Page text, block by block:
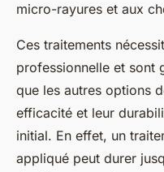
micro-rayures et aux
Ces traitements
professionnelle et sont
que les autres options
efficacité et leur
initial. En effet, un
appliqué peut durer